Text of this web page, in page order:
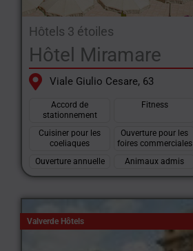
Hôtels 3 étoiles
Hôtel Miramare
Viale Giulio Cesare, 63
Accord de
stationnement
Fitness
Cuisiner pour les
coeliaques
Ouverture pour les
foires commerciales
Ouverture annuelle Animaux admis
Valverde Hôtels